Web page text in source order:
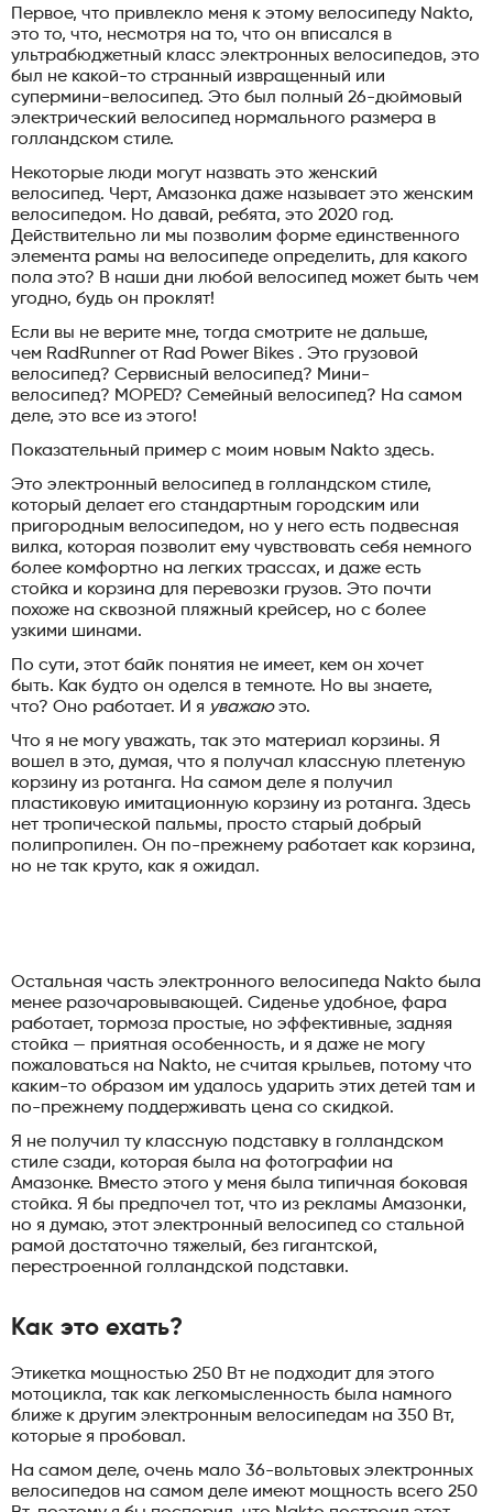
Первое, что привлекло меня к этому велосипеду Nakto,
это то, что, несмотря на то, что он вписался в
ультрабюджетный класс электронных велосипедов, это
был не какой-то странный извращенный или
супермини-велосипед. Это был полный 26-дюймовый
электрический велосипед нормального размера в
голландском стиле.
Некоторые люди могут назвать это женский
велосипед. Черт, Амазонка даже называет это женским
велосипедом. Но давай, ребята, это 2020 год.
Действительно ли мы позволим форме единственного
элемента рамы на велосипеде определить, для какого
пола это? В наши дни любой велосипед может быть чем
угодно, будь он проклят!
Если вы не верите мне, тогда смотрите не дальше,
чем RadRunner от Rad Power Bikes . Это грузовой
велосипед? Сервисный велосипед? Мини-
велосипед? MOPED? Семейный велосипед? На самом
деле, это все из этого!
Показательный пример с моим новым Nakto здесь.
Это электронный велосипед в голландском стиле,
который делает его стандартным городским или
пригородным велосипедом, но у него есть подвесная
вилка, которая позволит ему чувствовать себя немного
более комфортно на легких трассах, и даже есть
стойка и корзина для перевозки грузов. Это почти
похоже на сквозной пляжный крейсер, но с более
узкими шинами.
По сути, этот байк понятия не имеет, кем он хочет
быть. Как будто он оделся в темноте. Но вы знаете,
что? Оно работает. И я уважаюэто.
Что я не могу уважать, так это материал корзины. Я
вошел в это, думая, что я получал классную плетеную
корзину из ротанга. На самом деле я получил
пластиковую имитационную корзину из ротанга. Здесь
нет тропической пальмы, просто старый добрый
полипропилен. Он по-прежнему работает как корзина,
но не так круто, как я ожидал.
Остальная часть электронного велосипеда Nakto была
менее разочаровывающей. Сиденье удобное, фара
работает, тормоза простые, но эффективные, задняя
стойка — приятная особенность, и я даже не могу
пожаловаться на Nakto, не считая крыльев, потому что
каким-то образом им удалось ударить этих детей там и
по-прежнему поддерживать цена со скидкой.
Я не получил ту классную подставку в голландском
стиле сзади, которая была на фотографии на
Амазонке. Вместо этого у меня была типичная боковая
стойка. Я бы предпочел тот, что из рекламы Амазонки,
но я думаю, этот электронный велосипед со стальной
рамой достаточно тяжелый, без гигантской,
перестроенной голландской подставки.
Как это ехать?
Этикетка мощностью 250 Вт не подходит для этого
мотоцикла, так как легкомысленность была намного
ближе к другим электронным велосипедам на 350 Вт,
которые я пробовал.
На самом деле, очень мало 36-вольтовых электронных
велосипедов на самом деле имеют мощность всего 250